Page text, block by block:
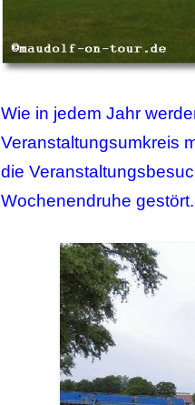
Wie in jedem Jahr
Veranstaltungsumkreis
die
Wochenendruhe gestört.